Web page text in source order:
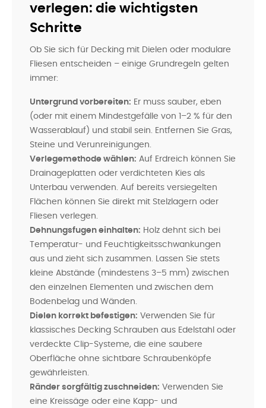
verlegen: die wichtigsten
Schritte
Ob Sie sich für Decking mit Dielen oder modulare
Fliesen entscheiden – einige Grundregeln gelten
immer:
Untergrund vorbereiten: Er muss sauber, eben
(oder mit einem Mindestgefälle von 1–2 % für den
Wasserablauf) und stabil sein. Entfernen Sie Gras,
Steine und Verunreinigungen.
Verlegemethode wählen: Auf Erdreich können Sie
Drainageplatten oder verdichteten Kies als
Unterbau verwenden. Auf bereits versiegelten
Flächen können Sie direkt mit Stelzlagern oder
Fliesen verlegen.
Dehnungsfugen einhalten: Holz dehnt sich bei
Temperatur- und Feuchtigkeitsschwankungen
aus und zieht sich zusammen. Lassen Sie stets
kleine Abstände (mindestens 3–5 mm) zwischen
den einzelnen Elementen und zwischen dem
Bodenbelag und Wänden.
Dielen korrekt befestigen: Verwenden Sie für
klassisches Decking Schrauben aus Edelstahl oder
verdeckte Clip-Systeme, die eine saubere
Oberfläche ohne sichtbare Schraubenköpfe
gewährleisten.
Ränder sorgfältig zuschneiden: Verwenden Sie
eine Kreissäge oder eine Kapp- und